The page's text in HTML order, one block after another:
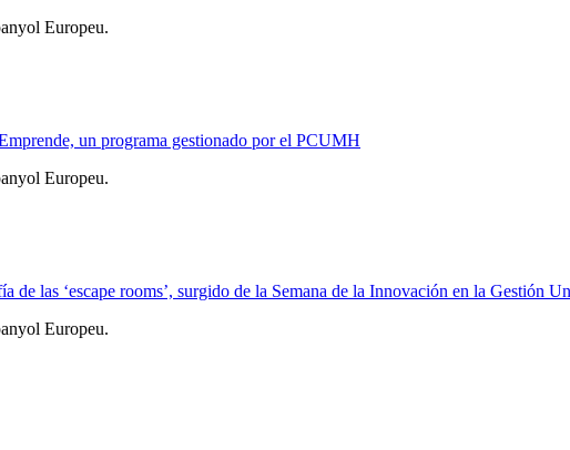
Europeu.
un programa gestionado por el PCUMH
Europeu.
las ‘escape rooms’, surgido de la Semana de la Innovación en la Gestión
Europeu.